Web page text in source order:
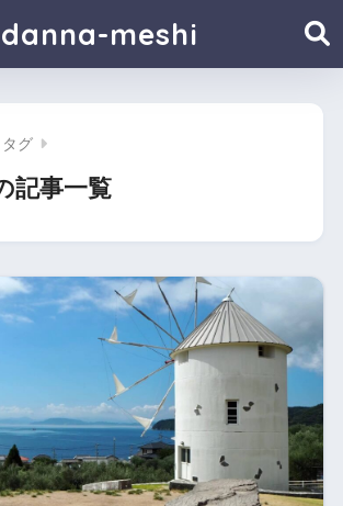
danna-meshi
グ
記事一覧